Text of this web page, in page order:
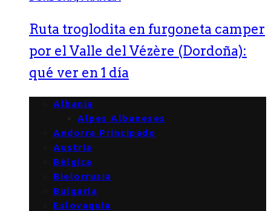
Ruta troglodita en furgoneta camper
por el Valle del Vézère (Dordoña):
qué ver en 1 día
Albania
Alpes Albaneses
Andorra Principado
Austria
Bélgica
Bielorrusia
Bulgaria
Eslovaquia